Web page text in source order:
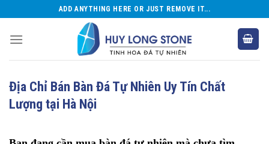
to
content
ADD ANYTHING HERE OR JUST REMOVE IT...
Địa Chỉ Bán Bàn Đá Tự Nhiên Uy Tín Chất
Lượng tại Hà Nội